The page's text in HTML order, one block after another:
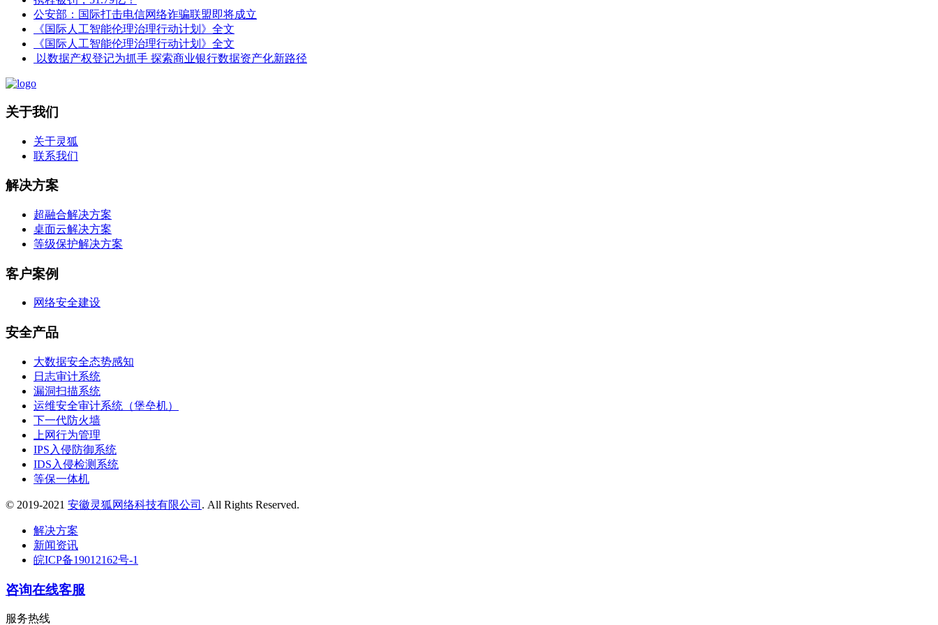
公安部：国际打击电信网络诈骗联盟即将成立
《国际人工智能伦理治理行动计划》全文
《国际人工智能伦理治理行动计划》全文
以数据产权登记为抓手 探索商业银行数据资产化新路径
关于我们
关于灵狐
联系我们
解决方案
超融合解决方案
桌面云解决方案
等级保护解决方案
客户案例
网络安全建设
安全产品
大数据安全态势感知
日志审计系统
漏洞扫描系统
运维安全审计系统（堡垒机）
下一代防火墙
上网行为管理
IPS入侵防御系统
IDS入侵检测系统
等保一体机
© 2019-2021 安徽灵狐网络科技有限公司 . All Rights Reserved.
解决方案
新闻资讯
皖ICP备19012162号-1
咨询在线客服
服务热线